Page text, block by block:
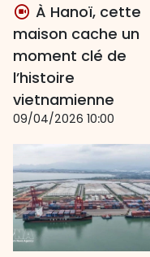
À Hanoï, cette
maison cache un
moment clé de
l’histoire
vietnamienne
09/04/2026 10:00